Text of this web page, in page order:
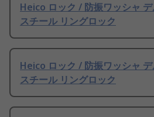
Heico ロック / 防振ワッシャ
スチール リングロック
Heico ロック / 防振ワッシャ
スチール リングロック